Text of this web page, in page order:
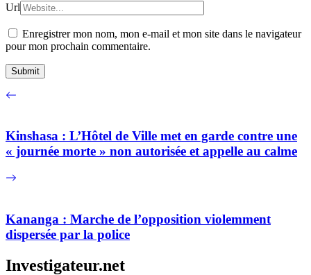
Url
Enregistrer mon nom, mon e-mail et mon site dans le navigateur
pour mon prochain commentaire.
Kinshasa : L’Hôtel de Ville met en garde contre une
« journée morte » non autorisée et appelle au calme
Kananga : Marche de l’opposition violemment
dispersée par la police
Investigateur.net